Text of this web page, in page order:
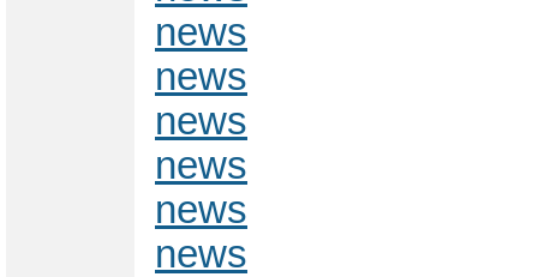
news
news
news
news
news
news